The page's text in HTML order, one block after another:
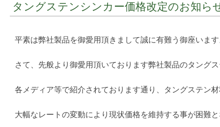
タングステンシンカー価格改定のお知ら
平素は弊社製品を御愛用頂きまして誠に有難う御座いま
さて、先般より御愛用頂いております弊社製品のタング
各メディア等で紹介されております通り、タングステン
大幅なレートの変動により現状価格を維持する事が困難